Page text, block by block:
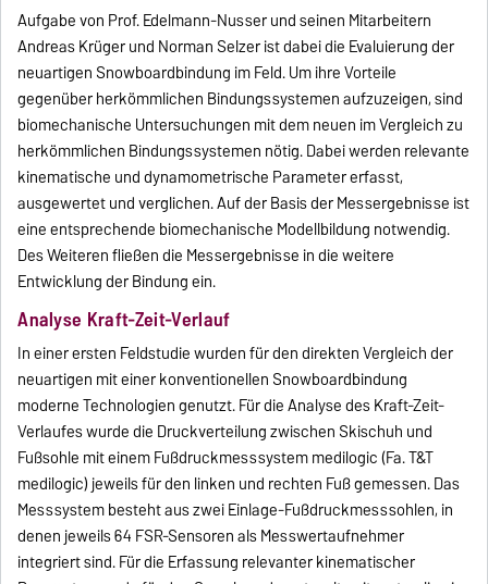
Aufgabe von Prof. Edelmann-Nusser und seinen Mitarbeitern
Andreas Krüger und Norman Selzer ist dabei die Evaluierung der
neuartigen Snowboardbindung im Feld. Um ihre Vorteile
gegenüber herkömmlichen Bindungssystemen aufzuzeigen, sind
biomechanische Untersuchungen mit dem neuen im Vergleich zu
herkömmlichen Bindungssystemen nötig. Dabei werden relevante
kinematische und dynamometrische Parameter erfasst,
ausgewertet und verglichen. Auf der Basis der Messergebnisse ist
eine entsprechende biomechanische Modellbildung notwendig.
Des Weiteren fließen die Messergebnisse in die weitere
Entwicklung der Bindung ein.
Analyse Kraft-Zeit-Verlauf
In einer ersten Feldstudie wurden für den direkten Vergleich der
neuartigen mit einer konventionellen Snowboardbindung
moderne Technologien genutzt. Für die Analyse des Kraft-Zeit-
Verlaufes wurde die Druckverteilung zwischen Skischuh und
Fußsohle mit einem Fußdruckmesssystem medilogic (Fa. T&T
medilogic) jeweils für den linken und rechten Fuß gemessen. Das
Messsystem besteht aus zwei Einlage-Fußdruckmesssohlen, in
denen jeweils 64 FSR-Sensoren als Messwertaufnehmer
integriert sind. Für die Erfassung relevanter kinematischer